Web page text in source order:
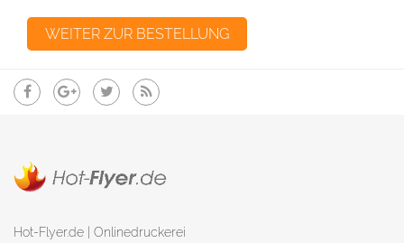
Hot-Flyer.de | Onlinedruckerei